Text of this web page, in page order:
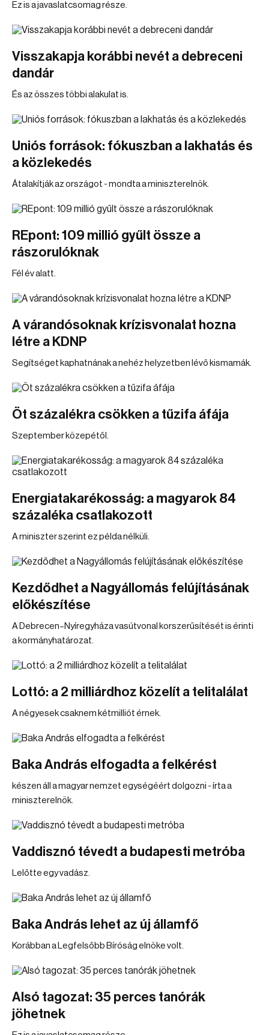
Ez is a javaslatcsomag része.
Visszakapja korábbi nevét a debreceni
dandár
És az összes többi alakulat is.
Uniós források: fókuszban a lakhatás és
a közlekedés
Átalakítják az országot - mondta a miniszterelnök.
REpont: 109 millió gyűlt össze a
rászorulóknak
Fél év alatt.
A várandósoknak krízisvonalat hozna
létre a KDNP
Segítséget kaphatnának a nehéz helyzetben lévő kismamák.
Öt százalékra csökken a tűzifa áfája
Szeptember közepétől.
Energiatakarékosság: a magyarok 84
százaléka csatlakozott
A miniszter szerint ez példa nélküli.
Kezdődhet a Nagyállomás felújításának
előkészítése
A Debrecen–Nyíregyháza vasútvonal korszerűsítését is érinti
a kormányhatározat.
Lottó: a 2 milliárdhoz közelít a telitalálat
A négyesek csaknem kétmilliót érnek.
Baka András elfogadta a felkérést
készen áll a magyar nemzet egységéért dolgozni - írta a
miniszterelnök.
Vaddisznó tévedt a budapesti metróba
Lelőtte egy vadász.
Baka András lehet az új államfő
Korábban a Legfelsőbb Bíróság elnöke volt.
Alsó tagozat: 35 perces tanórák
jöhetnek